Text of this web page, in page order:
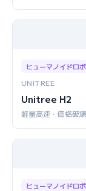
ヒューマノイドロ
UNITREE
Unitree H2
軽量高速・価格破
ヒューマノイドロ